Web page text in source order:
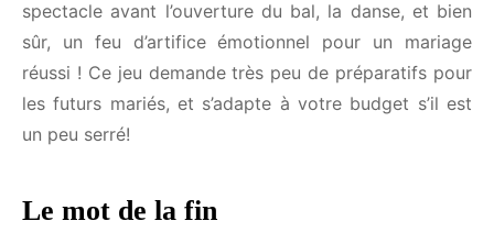
un moyen de créer un livre d’or interactif bien plus
original qu’un simple livre. À la fin de la soirée,
récupère le Jenga customisé pour conserver un
souvenir tangible de tous les voeux de tes proches.
Un parfait clou du spectacle avant l’ouverture du
émotionnel pour un mariage réussi ! Ce jeu